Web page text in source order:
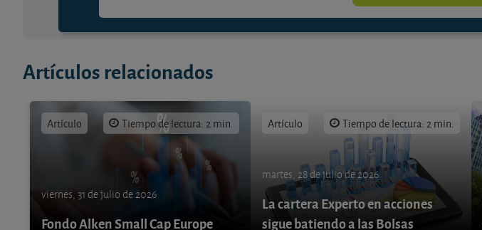
Artículos relacionados
Artículo Tiempo de lectura: 2 min.
viernes, 31 de julio de 2026
Fondo Alken Small Cap Europe
Artículo Tiempo de lectura: 2 min.
martes, 28 de julio de 2026
La cartera Experto en acciones
sigue batiendo a las Bolsas